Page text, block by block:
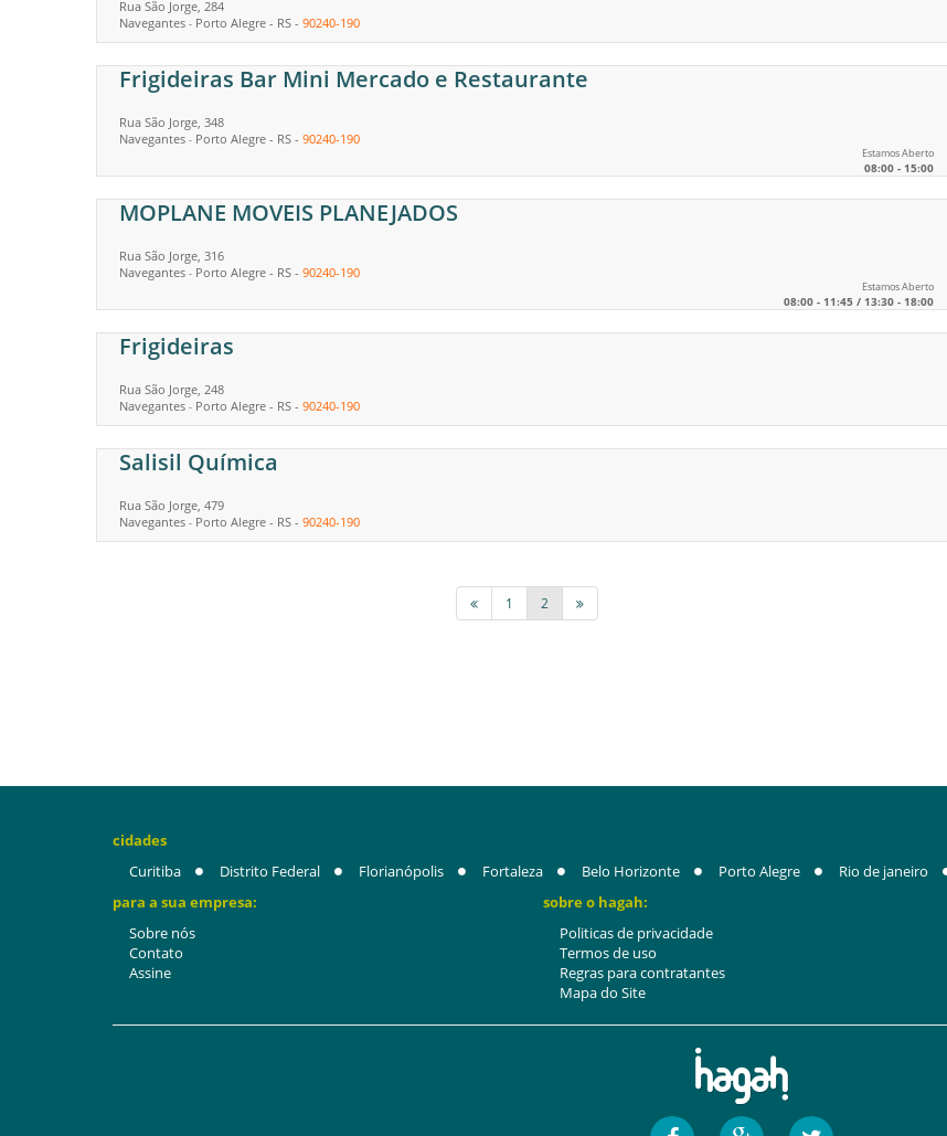
Rua São Jorge, 284
Navegantes - Porto Alegre - RS - 90240-190
Frigideiras Bar Mini Mercado e Restaurante
Rua São Jorge, 348
Navegantes - Porto Alegre - RS - 90240-190
Estamos Aberto
08:00 - 15:00
MOPLANE MOVEIS PLANEJADOS
Rua São Jorge, 316
Navegantes - Porto Alegre - RS - 90240-190
Estamos Aberto
08:00 - 11:45 / 13:30 - 18:00
Frigideiras
Rua São Jorge, 248
Navegantes - Porto Alegre - RS - 90240-190
Salisil Química
Rua São Jorge, 479
Navegantes - Porto Alegre - RS - 90240-190
1 2
cidades
Curitiba
Distrito Federal Florianópolis Fortaleza Belo Horizonte Porto Alegre Rio de janeiro
para a sua empresa:
Sobre nós
Contato
Assine
sobre o hagah:
Politicas de privacidade
Termos de uso
Regras para contratantes
Mapa do Site